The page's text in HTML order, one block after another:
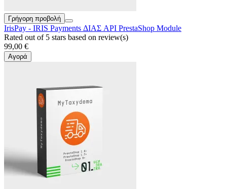
Γρήγορη προβολή
IrisPay - IRIS Payments ΔΙΑΣ API PrestaShop Module
Rated out of 5 stars based on review(s)
99,00 €
Αγορά